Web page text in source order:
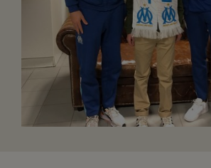
ESPACE PRESSE
JE DEVIENS
BÉNÉVOLE